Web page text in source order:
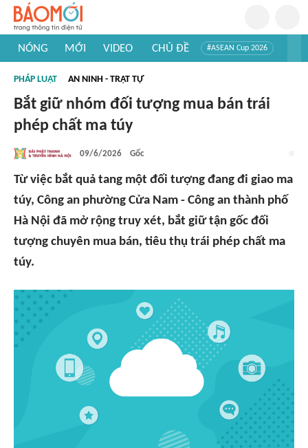
NÓNG MỚI VIDEO CHỦ ĐỀ #ASEAN Cup 2026
#Khám phá thế giới
PHÁP LUẬT AN NINH - TRẬT TỰ
Bắt giữ nhóm đối tượng mua bán trái
phép chất ma túy
09/6/2026 Gốc
Từ việc bắt quả tang một đối tượng đang đi giao ma
túy, Công an phường Cửa Nam - Công an thành phố
Hà Nội đã mở rộng truy xét, bắt giữ tận gốc đối
tượng chuyên mua bán, tiêu thụ trái phép chất ma
túy.